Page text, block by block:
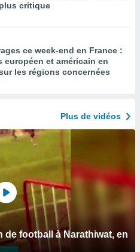
critique
ce week-end en France :
européen et américain en
les régions concernées
Plus de vidéos
de football à Narathiwat, en